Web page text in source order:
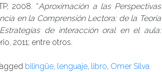
2008. “Aproximación a las Perspectivas
en la Comprensión Lectora: de la Teoría
Estrategias de interacción oral en el aula:
2011; entre otros.
bilingüe, lenguaje, libro, Omer Silva